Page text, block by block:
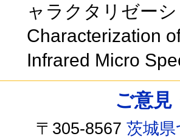
ャラクタリゼー
Characterization
Infrared Micro
ご意
〒305-8567茨城